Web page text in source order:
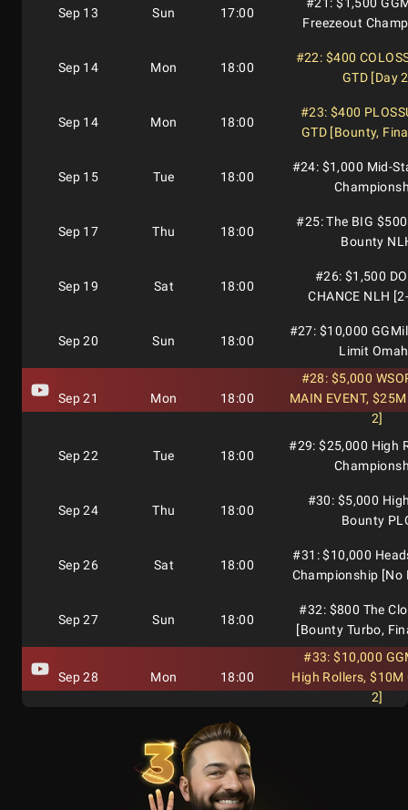
Sep 13 Sun 17:00
Freezeout
Sep 14 Mon 18:00
#22: $400
GTD [Day
Sep 14 Mon 18:00
#23: $400
GTD [Bounty,
Sep 15 Tue 18:00
#24: $1,000 Mid-
Sep 17 Thu 18:00
#25: The BIG
Bounty
Sep 19 Sat 18:00
#26: $1,500
CHANCE NLH
Sep 20 Sun 18:00
#27: $10,000
Limit
Sep 21 Mon 18:00
#28: $5,000
MAIN EVENT,
2]
Sep 22 Tue 18:00
#29: $25,000 High
Sep 24 Thu 18:00
#30: $5,000
Bounty
Sep 26 Sat 18:00
#31: $10,000
Championship [No
Sep 27 Sun 18:00
#32: $800 The
[Bounty Turbo,
Sep 28 Mon 18:00
#33: $10,000
High Rollers, $10M
2]